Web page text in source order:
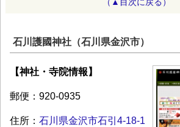
（▲目次に戻る）
石川護國神社（石川県金沢市）
【神社・寺院情報】
郵便：920-0935
住所： 石川県金沢市石引4-18-1